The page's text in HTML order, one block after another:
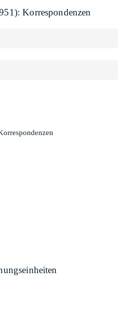
Korrespondenzen